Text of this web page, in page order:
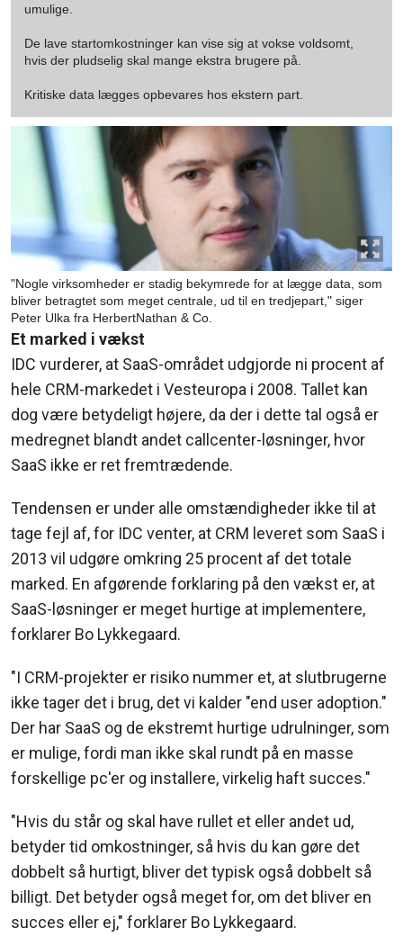
umulige.
De lave startomkostninger kan vise sig at vokse voldsomt,
hvis der pludselig skal mange ekstra brugere på.
Kritiske data lægges opbevares hos ekstern part.
"Nogle virksomheder er stadig bekymrede for at lægge data, som
bliver betragtet som meget centrale, ud til en tredjepart," siger
Peter Ulka fra HerbertNathan & Co.
Et marked i vækst
IDC vurderer, at SaaS-området udgjorde ni procent af
hele CRM-markedet i Vesteuropa i 2008. Tallet kan
dog være betydeligt højere, da der i dette tal også er
medregnet blandt andet callcenter-løsninger, hvor
SaaS ikke er ret fremtrædende.
Tendensen er under alle omstændigheder ikke til at
tage fejl af, for IDC venter, at CRM leveret som SaaS i
2013 vil udgøre omkring 25 procent af det totale
marked. En afgørende forklaring på den vækst er, at
SaaS-løsninger er meget hurtige at implementere,
forklarer Bo Lykkegaard.
"I CRM-projekter er risiko nummer et, at slutbrugerne
ikke tager det i brug, det vi kalder "end user adoption."
Der har SaaS og de ekstremt hurtige udrulninger, som
er mulige, fordi man ikke skal rundt på en masse
forskellige pc'er og installere, virkelig haft succes."
"Hvis du står og skal have rullet et eller andet ud,
betyder tid omkostninger, så hvis du kan gøre det
dobbelt så hurtigt, bliver det typisk også dobbelt så
billigt. Det betyder også meget for, om det bliver en
succes eller ej," forklarer Bo Lykkegaard.